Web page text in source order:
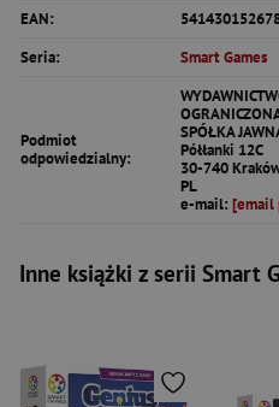
EAN:
Seria:
Smart Games
Podmiot
odpowiedzialny:
SPÓŁKA
Półłanki 12C
30-740
PL
e-mail: [email
Inne książki z serii Smart